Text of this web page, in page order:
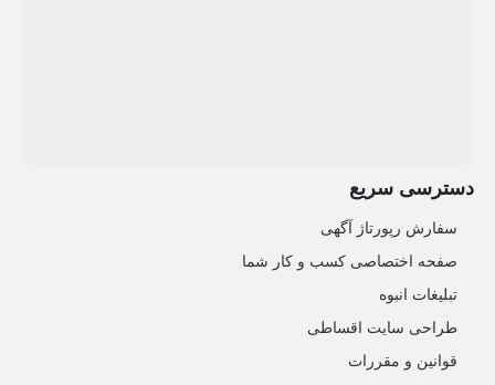
دسترسی سریع
سفارش رپورتاژ آگهی
صفحه اختصاصی کسب و کار شما
تبلیغات انبوه
طراحی سایت اقساطی
قوانین و مقررات